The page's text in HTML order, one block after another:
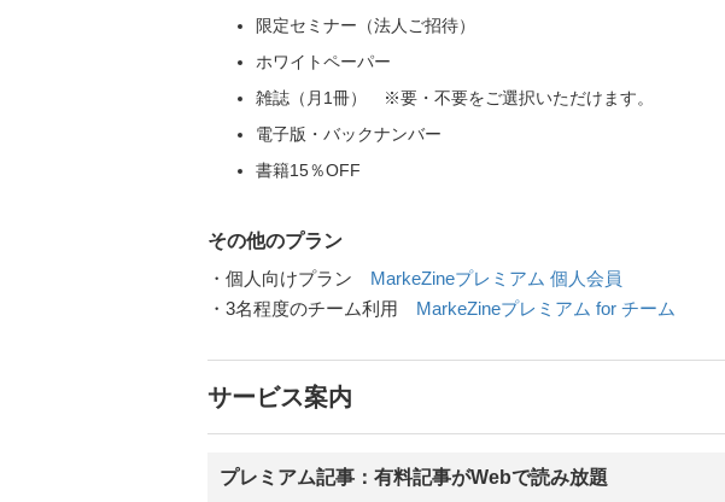
限定セミナー（法人ご招待）
ホワイトペーパー
雑誌（月1冊） ※要・不要をご選択いただけます。
電子版・バックナンバー
書籍15％OFF
その他のプラン
・個人向けプラン MarkeZineプレミアム 個人会員
・3名程度のチーム利用 MarkeZineプレミアム for チーム
サービス案内
プレミアム記事：有料記事がWebで読み放題